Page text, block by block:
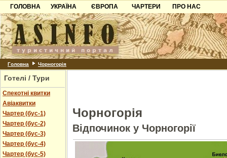
ГОЛОВНА
УКРАЇНА
Карпати
Азов
Причорноморря
Шацьк
ЄВРОПА
Чорногорія
Хорватія
Болгарія
ЧАРТЕРИ
ПРО НАС
Контакти
Партнерам
Додати готель
Головна Чорногорія
Готелі / Тури
Спекотні квитки
Авіаквитки
Чартер (бус-1)
Чартер (бус-2)
Чартер (бус-3)
Чартер (бус-4)
Чартер (бус-5)
Чорногорія
Відпочинок у Чорногорії